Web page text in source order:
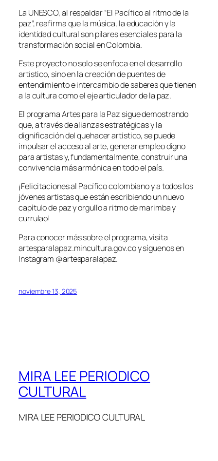
La UNESCO, al respaldar “El Pacífico al ritmo de la
paz”, reafirma que la música, la educación y la
identidad cultural son pilares esenciales para la
transformación social en Colombia.
Este proyecto no solo se enfoca en el desarrollo
artístico, sino en la creación de puentes de
entendimiento e intercambio de saberes que tienen
a la cultura como el eje articulador de la paz.
El programa Artes para la Paz sigue demostrando
que, a través de alianzas estratégicas y la
dignificación del quehacer artístico, se puede
impulsar el acceso al arte, generar empleo digno
para artistas y, fundamentalmente, construir una
convivencia más armónica en todo el país.
¡Felicitaciones al Pacífico colombiano y a todos los
jóvenes artistas que están escribiendo un nuevo
capítulo de paz y orgullo a ritmo de marimba y
currulao!
Para conocer más sobre el programa, visita
artesparalapaz.mincultura.gov.co y síguenos en
Instagram @artesparalapaz.
noviembre 13, 2025
MIRA LEE PERIODICO
CULTURAL
MIRA LEE PERIODICO CULTURAL